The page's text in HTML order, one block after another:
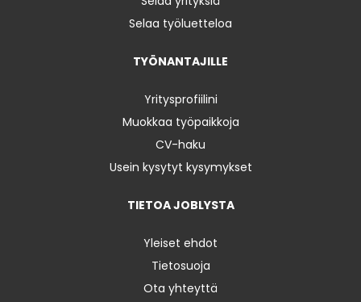
Selaa työluetteloa
TYÖNANTAJILLE
Yritysprofiilini
Muokkaa työpaikkoja
CV-haku
Usein kysytyt kysymykset
TIETOA JOBLYSTA
Yleiset ehdot
Tietosuoja
Ota yhteyttä